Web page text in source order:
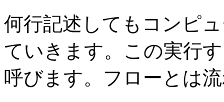
何行記述してもコンピ
ていきます。この実行
呼びます。フローとは